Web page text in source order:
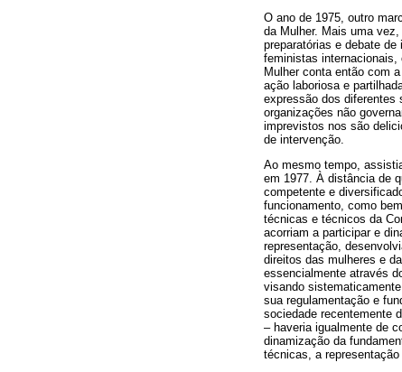
O ano de 1975, outro
da Mulher. Mais uma
preparatórias e debate
feministas internacionais,
Mulher conta então com
ação laboriosa e
expressão dos diferentes
organizações não
imprevistos nos são
de intervenção.
Ao mesmo tempo,
em 1977. À distância de
competente e
funcionamento, como
técnicas e técnicos da
acorriam a participar e
representação,
direitos das mulheres e
essencialmente através
visando
sua regulamentação e
sociedade recentemente
– haveria igualmente de
dinamização da
técnicas, a